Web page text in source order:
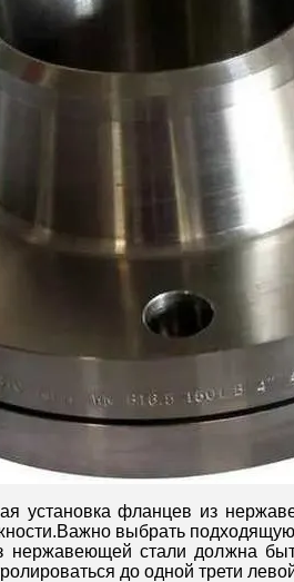
установка фланцев из
выбрать
нержавеющей стали должна
до одной трети